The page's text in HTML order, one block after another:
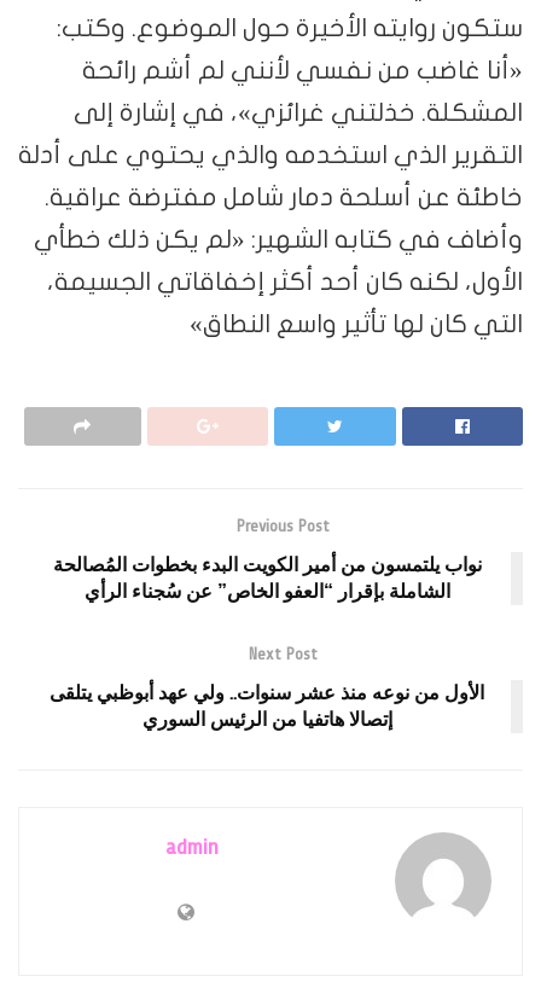
ستكون روايته الأخيرة حول الموضوع. وكتب:
«أنا غاضب من نفسي لأنني لم أشم رائحة
المشكلة. خذلتني غرائزي»، في إشارة إلى
التقرير الذي استخدمه والذي يحتوي على أدلة
خاطئة عن أسلحة دمار شامل مفترضة عراقية.
وأضاف في كتابه الشهير: «لم يكن ذلك خطأي
الأول، لكنه كان أحد أكثر إخفاقاتي الجسيمة،
التي كان لها تأثير واسع النطاق»
Previous Post
نواب يلتمسون من أمير الكويت البدء بخطوات المُصالحة
الشاملة بإقرار “العفو الخاص” عن سُجناء الرأي
Next Post
الأول من نوعه منذ عشر سنوات.. ولي عهد أبوظبي يتلقى
إتصالا هاتفيا من الرئيس السوري
admin